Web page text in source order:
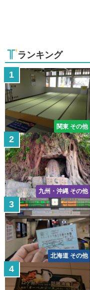
ランキング
関東 その他
九州・沖縄 その他
北海道 その他